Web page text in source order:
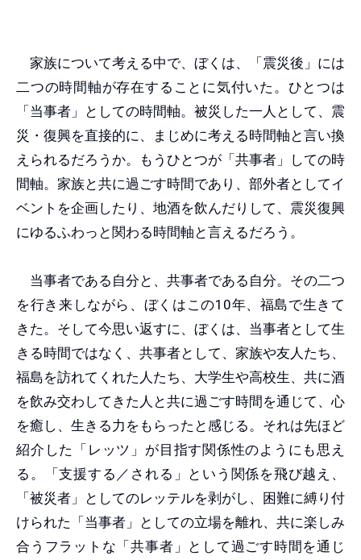
家族について考える中で、ぼくは、「震災後」には
二つの時間軸が存在することに気付いた。ひとつは
「当事者」としての時間軸。被災した一人として、震
災・復興を直接的に、まじめに考える時間軸と言い換
えられるだろうか。もうひとつが「共事者」しての時
間軸。家族と共に過ごす時間であり、部外者としてイ
ベントを企画したり、地酒を飲んだりして、震災復興
にゆるふわっと関わる時間軸と言えるだろう。
当事者である自分と、共事者である自分。その二つ
を行き来しながら、ぼくはこの10年、福島で生きて
きた。そして今思い返すに、ぼくは、当事者として生
きる時間ではなく、共事者として、家族や友人たち、
福島を訪れてくれた人たち、大学生や高校生、共に酒
を飲み交わしてきた人と共に過ごす時間を通じて、心
を癒し、生きる力をもらったと感じる。それは先ほど
紹介した「レッツ」が目指す関係性のようにも思え
る。「支援する／される」という関係を飛び越え、
「被災者」としてのレッテルを剥がし、困難に縛り付
けられた「当事者」としての立場を離れ、共に楽しみ
合うフラットな「共事者」として過ごす時間を通じ